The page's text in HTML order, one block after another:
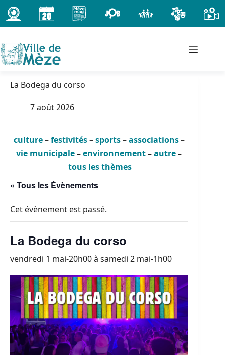
Passer
au
contenu
La Bodega du corso
7 août 2026
culture–festivités–sports–associations–
vie municipale–environnement–autre–
tous les thèmes
« Tous les Évènements
Cet évènement est passé.
La Bodega du corso
vendredi 1 mai-20h00à samedi 2 mai-1h00